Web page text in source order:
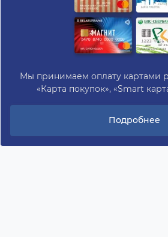
Мы принимаем оплату картами
«Карта покупок», «Smart
Подробнее